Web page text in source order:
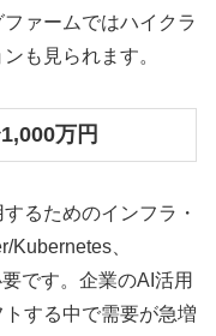
ァームではハイクラ
も見られます。
万円
るためのインフラ・
Kubernetes、
です。企業のAI活用
する中で需要が急増